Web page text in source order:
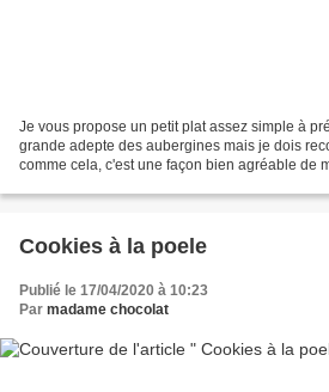
Je vous propose un petit plat assez simple à
grande adepte des aubergines mais je dois
comme cela, c'est une façon bien agréable de
Cookies à la poele
Publié le 17/04/2020 à 10:23
Par madame chocolat